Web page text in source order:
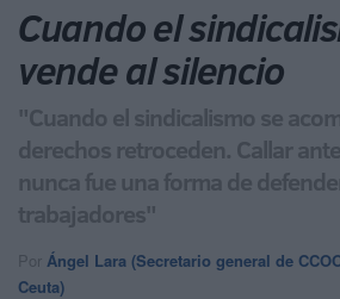
Cuando el
vende al silencio
"Cuando el sindicalismo se
derechos retroceden. Callar
nunca fue una forma de
trabajadores"
Por Ángel Lara (Secretario general de
Ceuta)